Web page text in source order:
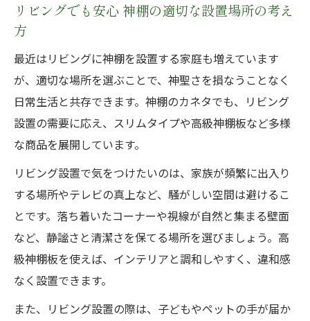
リビングでも安心 神棚の適切な設置場所の考え
方
最近はリビングに神棚を設置する家庭も増えています
が、適切な場所を選ぶことで、神聖さを損なうことなく
日常生活と共存できます。神棚のカネタでも、リビング
設置の需要に応え、スリムタイプや高級神棚板など多様
な商品を展開しています。
リビング設置で気をつけたいのは、家族が頻繁に出入り
する場所やテレビの真上など、騒がしい空間は避けるこ
とです。落ち着いたコーナーや視線が自然と集まる壁面
など、静謐さと清潔さを保てる場所を選びましょう。高
級神棚板を使えば、インテリアと調和しやすく、違和感
なく設置できます。
また、リビング設置の際は、子どもやペットの手が届か